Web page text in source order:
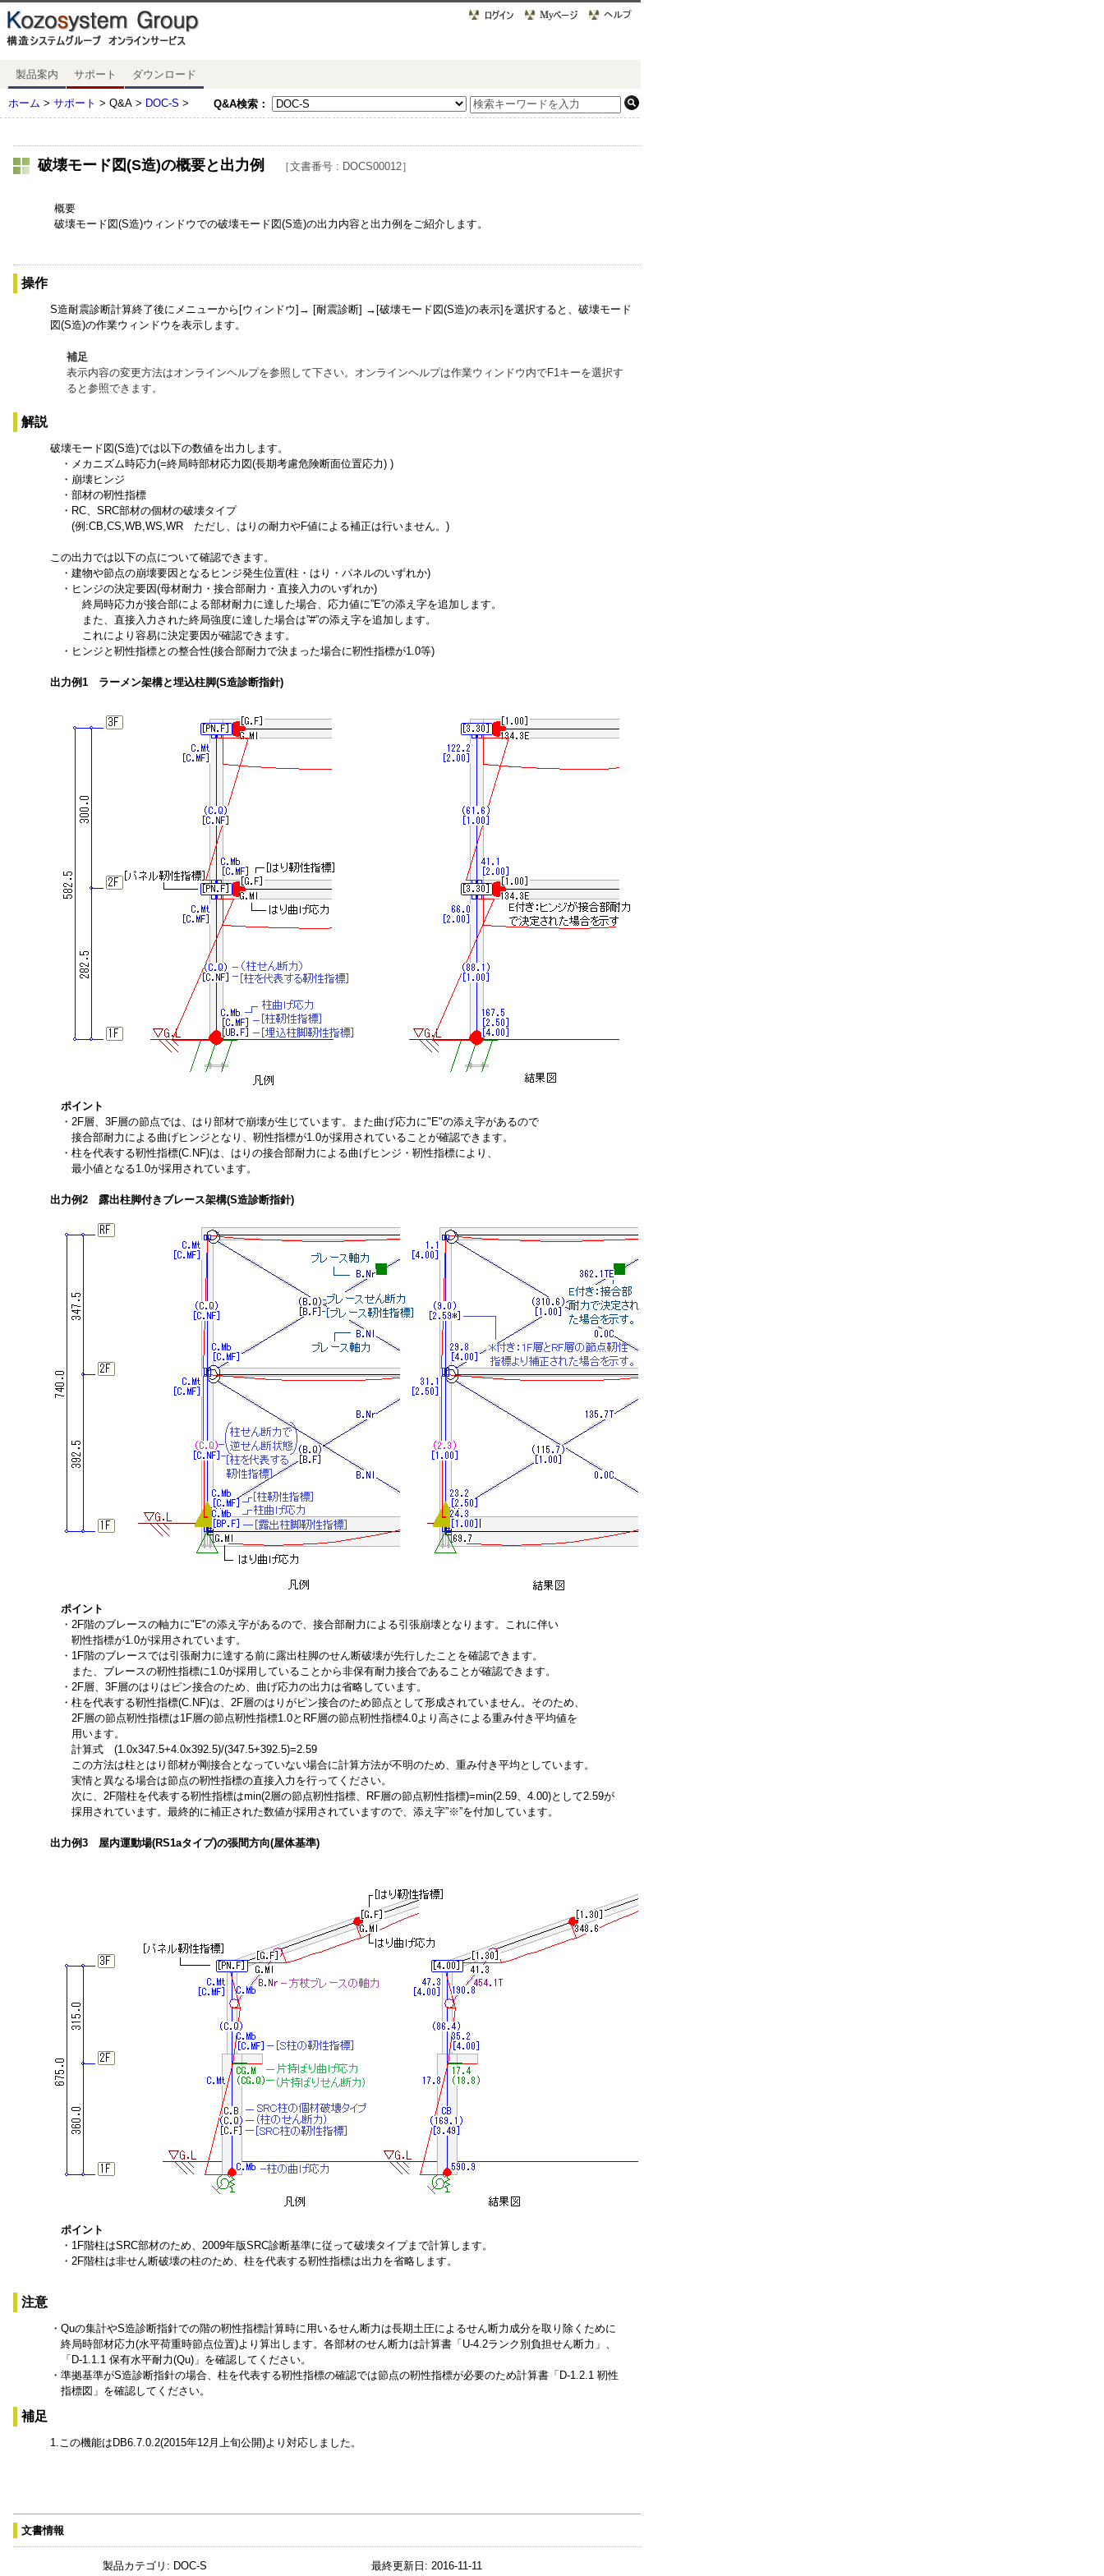
製品案内 サポート ダウンロード
Q&A検索：
ホーム > サポート > Q&A > DOC-S >
破壊モード図(S造)の概要と出力例 ［文書番号 : DOCS00012］
概要
破壊モード図(S造)ウィンドウでの破壊モード図(S造)の出力内容と出力例をご紹介します。
操作
S造耐震診断計算終了後にメニューから[ウィンドウ]→ [耐震診断] →[破壊モード図(S造)の表示]を選択すると、破壊モード
図(S造)の作業ウィンドウを表示します。
補足
表示内容の変更方法はオンラインヘルプを参照して下さい。オンラインヘルプは作業ウィンドウ内でF1キーを選択す
ると参照できます。
解説
破壊モード図(S造)では以下の数値を出力します。
・メカニズム時応力(=終局時部材応力図(長期考慮危険断面位置応力) )
・崩壊ヒンジ
・部材の靭性指標
・RC、SRC部材の個材の破壊タイプ
(例:CB,CS,WB,WS,WR ただし、はりの耐力やF値による補正は行いません。)
この出力では以下の点について確認できます。
・建物や節点の崩壊要因となるヒンジ発生位置(柱・はり・パネルのいずれか)
・ヒンジの決定要因(母材耐力・接合部耐力・直接入力のいずれか)
終局時応力が接合部による部材耐力に達した場合、応力値に”E”の添え字を追加します。
また、直接入力された終局強度に達した場合は”#”の添え字を追加します。
これにより容易に決定要因が確認できます。
・ヒンジと靭性指標との整合性(接合部耐力で決まった場合に靭性指標が1.0等)
出力例1 ラーメン架構と埋込柱脚(S造診断指針)
ポイント
・2F層、3F層の節点では、はり部材で崩壊が生じています。また曲げ応力に"E"の添え字があるので
接合部耐力による曲げヒンジとなり、靭性指標が1.0が採用されていることが確認できます。
・柱を代表する靭性指標(C.NF)は、はりの接合部耐力による曲げヒンジ・靭性指標により、
最小値となる1.0が採用されています。
出力例2 露出柱脚付きブレース架構(S造診断指針)
ポイント
・2F階のブレースの軸力に"E"の添え字があるので、接合部耐力による引張崩壊となります。これに伴い
靭性指標が1.0が採用されています。
・1F階のブレースでは引張耐力に達する前に露出柱脚のせん断破壊が先行したことを確認できます。
また、ブレースの靭性指標に1.0が採用していることから非保有耐力接合であることが確認できます。
・2F層、3F層のはりはピン接合のため、曲げ応力の出力は省略しています。
・柱を代表する靭性指標(C.NF)は、2F層のはりがピン接合のため節点として形成されていません。そのため、
2F層の節点靭性指標は1F層の節点靭性指標1.0とRF層の節点靭性指標4.0より高さによる重み付き平均値を
用います。
計算式 (1.0x347.5+4.0x392.5)/(347.5+392.5)=2.59
この方法は柱とはり部材が剛接合となっていない場合に計算方法が不明のため、重み付き平均としています。
実情と異なる場合は節点の靭性指標の直接入力を行ってください。
次に、2F階柱を代表する靭性指標はmin(2層の節点靭性指標、RF層の節点靭性指標)=min(2.59、4.00)として2.59が
採用されています。最終的に補正された数値が採用されていますので、添え字”※”を付加しています。
出力例3 屋内運動場(RS1aタイプ)の張間方向(屋体基準)
ポイント
・1F階柱はSRC部材のため、2009年版SRC診断基準に従って破壊タイプまで計算します。
・2F階柱は非せん断破壊の柱のため、柱を代表する靭性指標は出力を省略します。
注意
・Quの集計やS造診断指針での階の靭性指標計算時に用いるせん断力は長期土圧によるせん断力成分を取り除くために
終局時部材応力(水平荷重時節点位置)より算出します。各部材のせん断力は計算書「U-4.2ランク別負担せん断力」、
「D-1.1.1 保有水平耐力(Qu)」を確認してください。
・準拠基準がS造診断指針の場合、柱を代表する靭性指標の確認では節点の靭性指標が必要のため計算書「D-1.2.1 靭性
指標図」を確認してください。
補足
1.この機能はDB6.7.0.2(2015年12月上旬公開)より対応しました。
文書情報
製品カテゴリ: DOC-S 最終更新日: 2016-11-11